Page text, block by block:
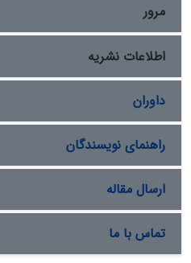
مرور
اطلاعات نشریه
داوران
راهنمای نویسندگان
ارسال مقاله
تماس با ما